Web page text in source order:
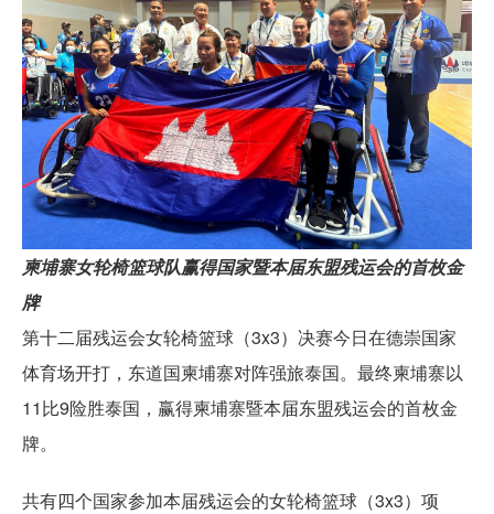
柬埔寨女轮椅篮球队赢得国家暨本届东盟残运会的首枚金
牌
第十二届残运会女轮椅篮球（3x3）决赛今日在德崇国家
体育场开打，东道国柬埔寨对阵强旅泰国。最终柬埔寨以
11比9险胜泰国，赢得柬埔寨暨本届东盟残运会的首枚金
牌。
共有四个国家参加本届残运会的女轮椅篮球（3x3）项